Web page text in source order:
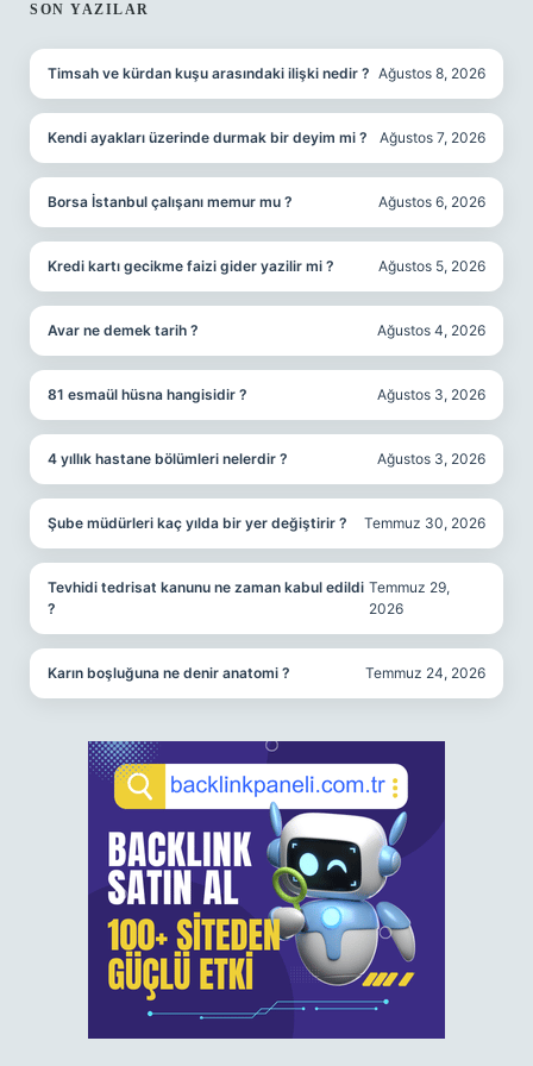
SIDEBAR
SON YAZILAR
Timsah ve kürdan kuşu arasındaki ilişki nedir ? Ağustos 8, 2026
Kendi ayakları üzerinde durmak bir deyim mi ? Ağustos 7, 2026
Borsa İstanbul çalışanı memur mu ? Ağustos 6, 2026
Kredi kartı gecikme faizi gider yazilir mi ? Ağustos 5, 2026
Avar ne demek tarih ? Ağustos 4, 2026
81 esmaül hüsna hangisidir ? Ağustos 3, 2026
4 yıllık hastane bölümleri nelerdir ? Ağustos 3, 2026
Şube müdürleri kaç yılda bir yer değiştirir ? Temmuz 30, 2026
Tevhidi tedrisat kanunu ne zaman kabul edildi
?
Temmuz 29,
2026
Karın boşluğuna ne denir anatomi ? Temmuz 24, 2026